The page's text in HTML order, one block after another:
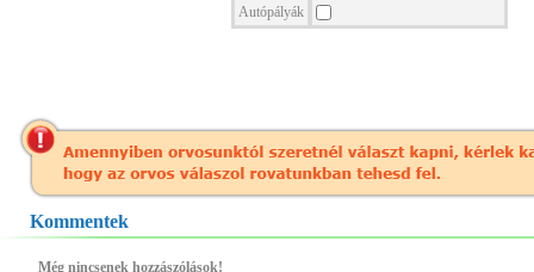
Autópályák
Kommentek
Még nincsenek hozzászólások!